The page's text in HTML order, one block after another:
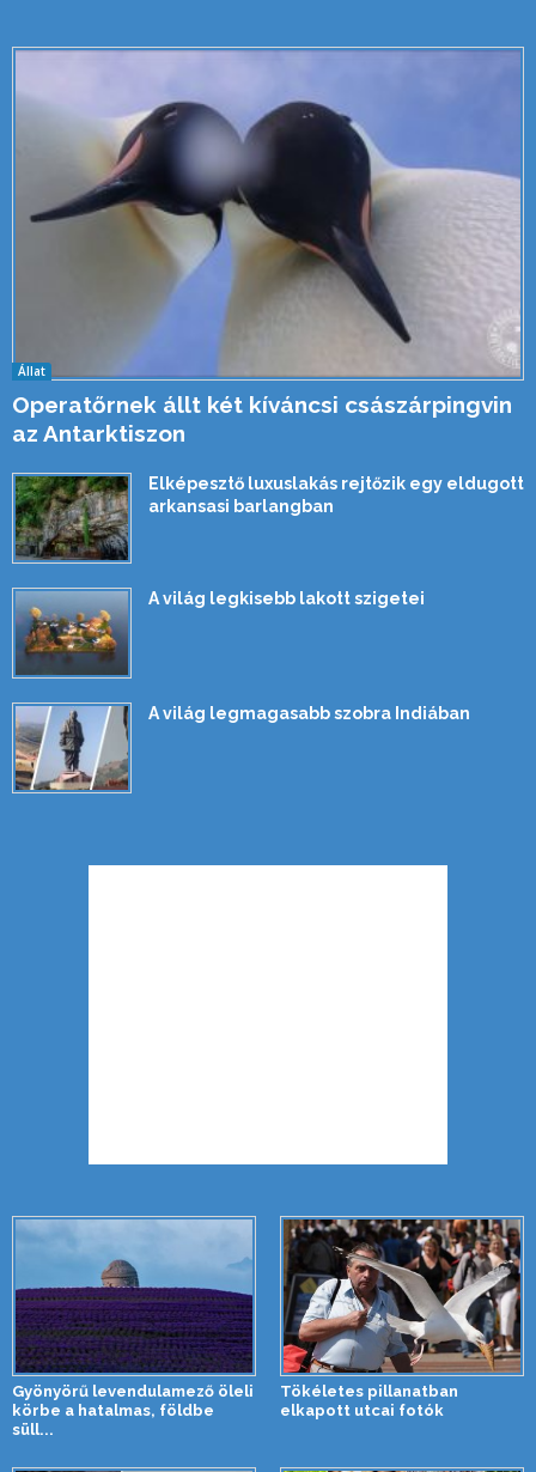
Állat
Operatőrnek állt két kíváncsi császárpingvin
az Antarktiszon
Elképesztő luxuslakás rejtőzik egy eldugott
arkansasi barlangban
A világ legkisebb lakott szigetei
A világ legmagasabb szobra Indiában
Gyönyörű levendulamező öleli
körbe a hatalmas, földbe
süll...
Tökéletes pillanatban
elkapott utcai fotók